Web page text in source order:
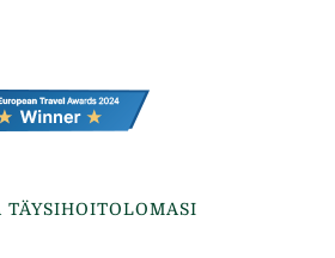
TÄYSIHOITOLOMASI